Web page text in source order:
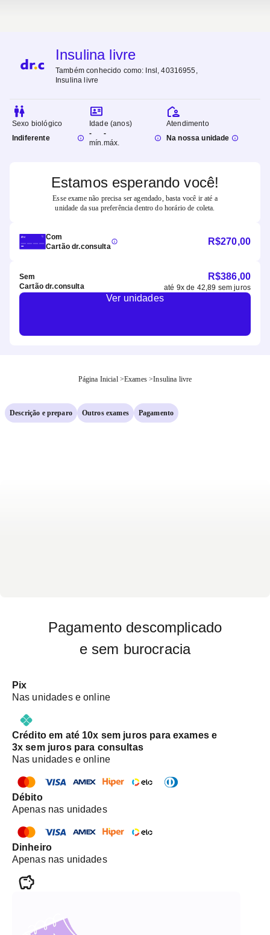
Insulina livre
Também conhecido como: Insl, 40316955,
Insulina livre
Sexo biológico
Indiferente
Idade (anos)
-
mín.
-
máx.
Atendimento
Na nossa unidade
Estamos esperando você!
Esse exame não precisa ser agendado, basta você ir até a
unidade da sua preferência dentro do horário de coleta.
Com
Cartão dr.consulta
R$270,00
Sem
Cartão dr.consulta
R$386,00
até 9x de 42,89 sem juros
Ver unidades
Página Inicial >Exames >Insulina livre
Descrição e preparo Outros exames Pagamento
Pagamento descomplicado
e sem burocracia
Pix
Nas unidades e online
Crédito em até 10x sem juros para exames e
3x sem juros para consultas
Nas unidades e online
Débito
Apenas nas unidades
Dinheiro
Apenas nas unidades